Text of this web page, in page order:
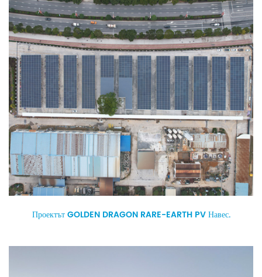
Проектът GOLDEN DRAGON RARE-EARTH PV Навес.